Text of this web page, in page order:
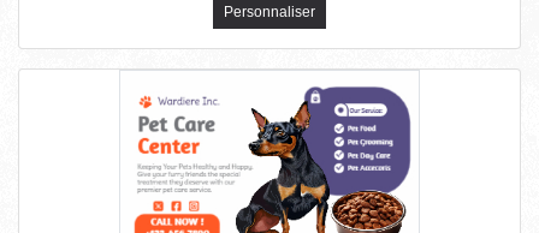
Personnaliser